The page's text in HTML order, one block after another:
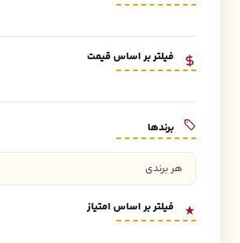
فیلتر بر اساس قیمت
برند‌ها
فیلتر بر اساس امتیاز